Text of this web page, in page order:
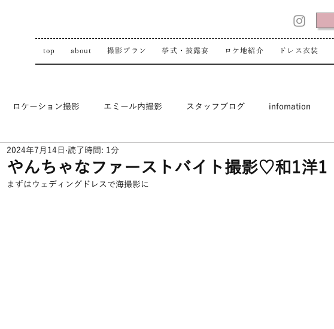
top about 撮影プラン 挙式・披露宴 ロケ地紹介 ドレス衣装
ロケーション撮影 エミール内撮影 スタッフブログ infomation
やんちゃなファーストバイト撮影♡和1洋1
2024年7月14日 読了時間: 1分
まずはウェディングドレスで海撮影に